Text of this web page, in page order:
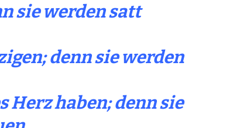
sie werden satt
denn sie werden
Herz haben; denn sie